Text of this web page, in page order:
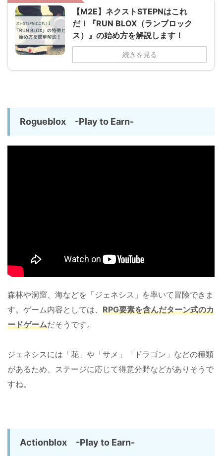
【M2E】ネクストSTEPNはこれ
だ！『RUN BLOX（ランブロック
ス）』の始め方を解説します！
続きを見る
Rogueblox -Play to Earn-
森林や洞窟、海などを「ジェネシス」を率いて冒険できま
す。ゲーム内容としては、 RPG要素を含んだターン式のカ
ードゲームだそうです。
ジェネシスには「花」や「サメ」「ドラゴン」などの種類
があるため、ステージに応じて得意分野などがありそうで
すね。
Actionblox -Play to Earn-